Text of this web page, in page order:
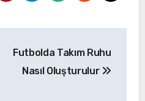
Futbolda Takım Ruhu
Nasıl Oluşturulur